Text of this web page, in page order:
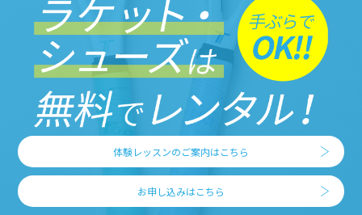
体験レッスンのご案内はこちら
お申し込みはこちら